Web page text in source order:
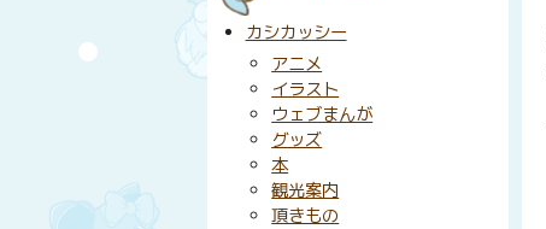
カシカッシー
アニメ
イラスト
ウェブまんが
グッズ
本
観光案内
頂きもの